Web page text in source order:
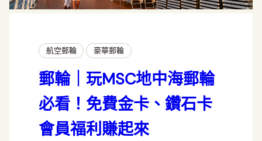
航空郵輪 豪華郵輪
郵輪｜玩MSC地中海郵輪
必看！免費金卡、鑽石卡
會員福利賺起來